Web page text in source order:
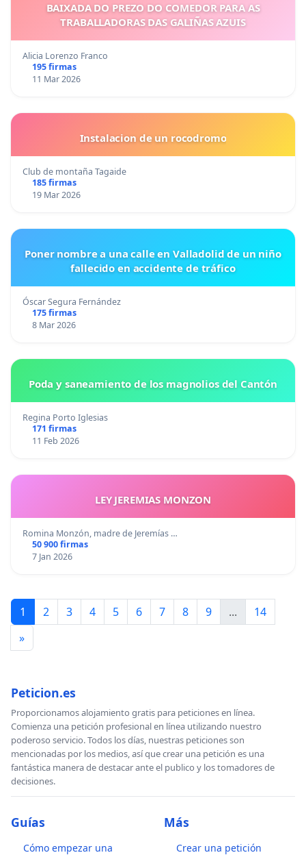
BAIXADA DO PREZO DO COMEDOR PARA AS
TRABALLADORAS DAS GALIÑAS AZUIS
Alicia Lorenzo Franco
195 firmas
11 Mar 2026
Instalacion de un rocodromo
Club de montaña Tagaide
185 firmas
19 Mar 2026
Poner nombre a una calle en Valladolid de un niño
fallecido en accidente de tráfico
Óscar Segura Fernández
175 firmas
8 Mar 2026
Poda y saneamiento de los magnolios del Cantón
Regina Porto Iglesias
171 firmas
11 Feb 2026
LEY JEREMIAS MONZON
Romina Monzón, madre de Jeremías …
50 900 firmas
7 Jan 2026
1 2 3 4 5 6 7 8 9 ...
14
»
Peticion.es
Proporcionamos alojamiento gratis para peticiones en línea.
Comienza una petición profesional en línea utilizando nuestro
poderoso servicio. Todos los días, nuestras peticiones son
mencionadas por los medios, así que crear una petición es una
fantástica manera de destacar ante el publico y los tomadores de
decisiones.
Guías
Cómo empezar una
Más
Crear una petición